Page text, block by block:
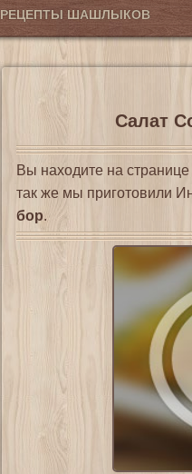
РЕЦЕПТЫ ШАШЛЫКОВ
Салат
Вы находите на странице
так же мы приготовили
бор.